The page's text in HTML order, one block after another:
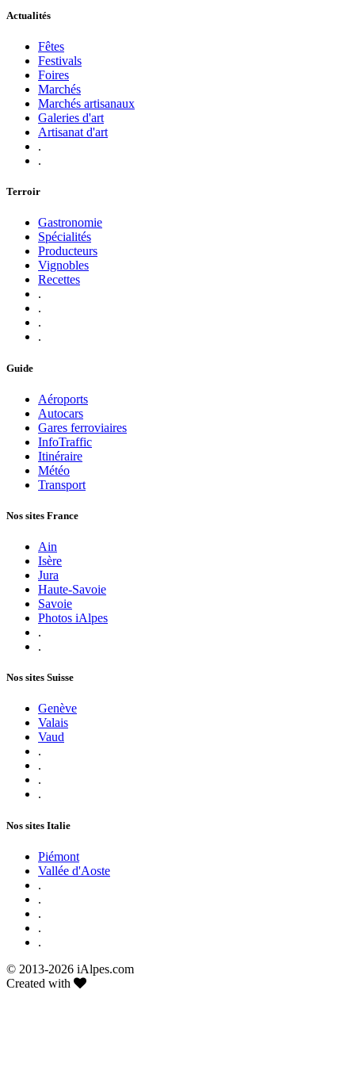
Actualités
Fêtes
Festivals
Foires
Marchés
Marchés artisanaux
Galeries d'art
Artisanat d'art
.
.
Terroir
Gastronomie
Spécialités
Producteurs
Vignobles
Recettes
.
.
.
.
Guide
Aéroports
Autocars
Gares ferroviaires
InfoTraffic
Itinéraire
Météo
Transport
Nos sites France
Ain
Isère
Jura
Haute-Savoie
Savoie
Photos iAlpes
.
.
Nos sites Suisse
Genève
Valais
Vaud
.
.
.
.
Nos sites Italie
Piémont
Vallée d'Aoste
.
.
.
.
.
© 2013-2026 iAlpes.com
Created with